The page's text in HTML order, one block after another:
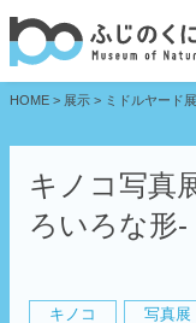
HOME > 展示 > ミドルヤード展
キノコ写真
ろいろな形-
キノコ 写真展